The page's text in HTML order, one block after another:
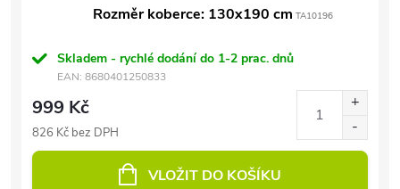
Rozměr koberce: 130x190 cm TA10196
Skladem - rychlé dodání do 1-2 prac. dnů
EAN: 8680401250833
999 Kč
826 Kč bez DPH
VLOŽIT DO KOŠÍKU